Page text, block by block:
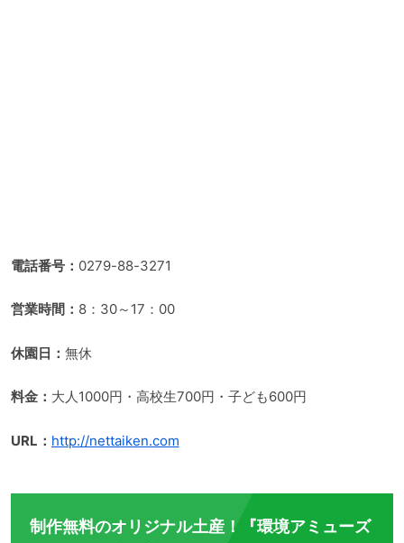
電話番号： 0279-88-3271
営業時間： 8：30～17：00
休園日： 無休
料金： 大人1000円・高校生700円・子ども600円
URL： http://nettaiken.com
制作無料のオリジナル土産！『環境アミューズ